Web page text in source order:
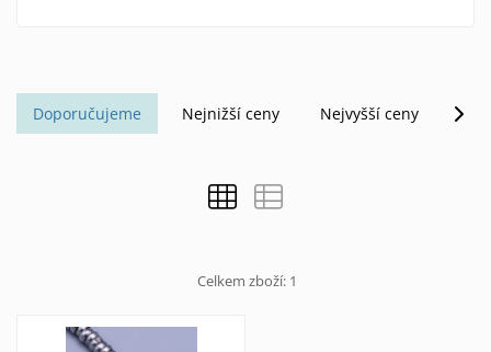
Doporučujeme Nejnižší ceny Nejvyšší ceny
Celkem zboží: 1